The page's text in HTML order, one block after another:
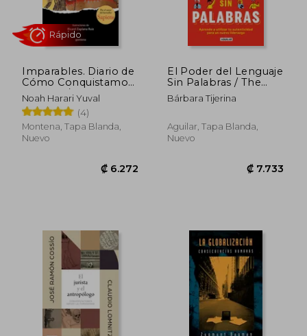
₡ 22.198
Imparables. Diario de
Cómo Conquistamos
la Tierra /
Unstoppable Us:
How Humans T Ook
Over The World
Noah Harari Yuval
(4)
Montena, Tapa Blanda,
Nuevo
El Poder del Lenguaje
Sin Palabras / The
Power of Language
Without Words
Bárbara Tijerina
Aguilar, Tapa Blanda,
Nuevo